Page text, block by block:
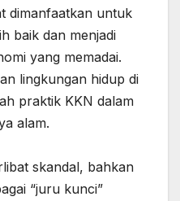
dimanfaatkan untuk
baik dan menjadi
yang memadai.
lingkungan hidup di
praktik KKN dalam
alam.
skandal, bahkan
“juru kunci”